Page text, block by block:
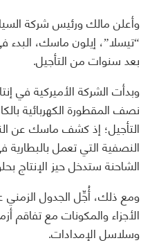
وأعلن مالك ورئيس شركة
“تيسلا”، إيلون ماسك، البدء
بعد سنوات من التأجيل.
وبدأت الشركة الأميركية في
التأجيل؛ إذ كشف ماسك عن
الشاحنة ستدخل حيز الإنتاج بحلول
ومع ذلك، أُجِّل الجدول
الأجزاء والمكونات مع تفاقم
وسلاسل الإمدادات.